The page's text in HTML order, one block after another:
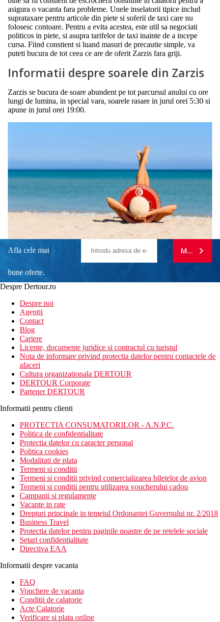
asigura o vacanta fara probleme. Unele inselatorii tipice includ
suprataxare pentru articole din piete si soferii de taxi care nu
folosesc contoare. Pentru a evita acestea, este util sa negociati
politicos in piete, si asupra tarifelor de taxi inainte de a incepe
cursa. Fiind constient si luand masuri de precautie simple, va
puteti bucura de tot ceea ce are de oferit Zarzis fara griji.
Informatii despre soarele din Zarzis
Zarzis se bucura de soare abundent pe tot parcursul anului cu ore
lungi de lumina, in special vara, soarele rasare in jurul orei 5:30 si
apune in jurul orei 19:00.
Afla cele mai
bune oferte.
newsletter!
MA
Despre Dertour.ro
Despre noi
Agentii
Contact
Blog
Cariere
Licente, documente juridice si contractul cu turistul
Nota de informare privind protectia datelor pentru contactele de
afaceri
Cultura organizationala DERTOUR
DERTOUR Corporate
Partener DERTOUR
Informatii pentru clienti
PROTECTIA CONSUMATORILOR - A.N.P.C.
Politica de confidentialitate
Protectia datelor cu caracter personal
Politica cookies
Modalitati de plata
Termeni si conditii
Termeni si conditii privind comercializarea biletelor de avion
Termeni si conditii pentru utilizarea voucherului cadou
Campanii si regulamente
Vacante in rate
Drepturi principale in temeiul Ordonantei Guvernului nr. 2/2018
Business Travel
Protectia datelor pentru paginile noastre de pe retelele sociale
Setari confidentialitate
Directiva EAA
Informatii despre vacanta
FAQ
Vouchere de vacanta
Conditii de calatorie
Acte Calatorie
Verificare si plata online